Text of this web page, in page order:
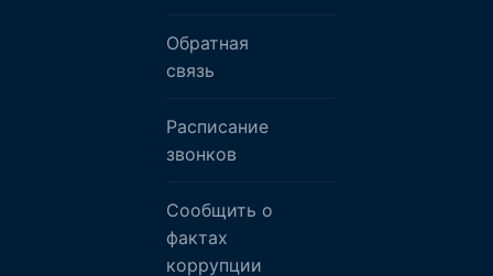
Обратная
связь
Расписание
звонков
Сообщить о
фактах
коррупции